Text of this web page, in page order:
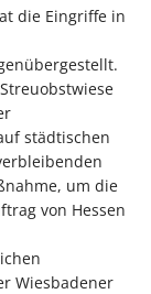
die Eingriffe in
städtischen
um die
von Hessen
Wiesbadener